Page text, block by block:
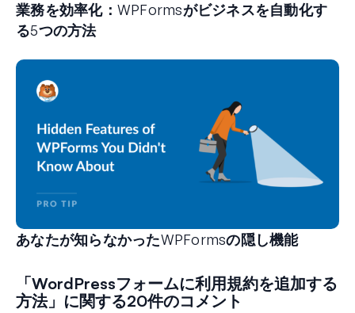
業務を効率化：WPFormsがビジネスを自動化す
る5つの方法
あなたが知らなかったWPFormsの隠し機能
「WordPressフォームに利用規約を追加する
方法」に関する20件のコメント